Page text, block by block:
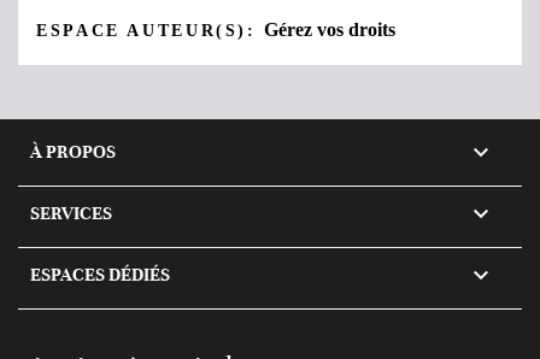
ESPACE AUTEUR(S):Gérez vos droits
À PROPOS 
SERVICES 
ESPACES DÉDIÉS 